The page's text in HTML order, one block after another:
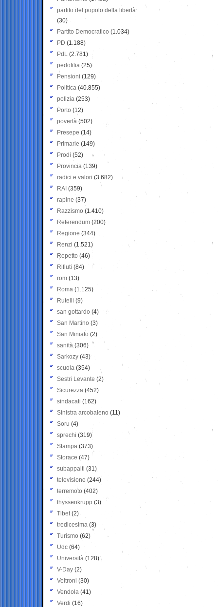
partito del popolo della libertà
(30)
Partito Democratico (1.034)
PD (1.188)
PdL (2.781)
pedofilia (25)
Pensioni (129)
Politica (40.855)
polizia (253)
Porto (12)
povertà (502)
Presepe (14)
Primarie (149)
Prodi (52)
Provincia (139)
radici e valori (3.682)
RAI (359)
rapine (37)
Razzismo (1.410)
Referendum (200)
Regione (344)
Renzi (1.521)
Repetto (46)
Rifiuti (84)
rom (13)
Roma (1.125)
Rutelli (9)
san gottardo (4)
San Martino (3)
San Miniato (2)
sanità (306)
Sarkozy (43)
scuola (354)
Sestri Levante (2)
Sicurezza (452)
sindacati (162)
Sinistra arcobaleno (11)
Soru (4)
sprechi (319)
Stampa (373)
Storace (47)
subappalti (31)
televisione(244)
terremoto (402)
thyssenkrupp (3)
Tibet(2)
tredicesima (3)
Turismo (62)
Udc (64)
Università (128)
V-Day (2)
Veltroni (30)
Vendola (41)
Verdi (16)